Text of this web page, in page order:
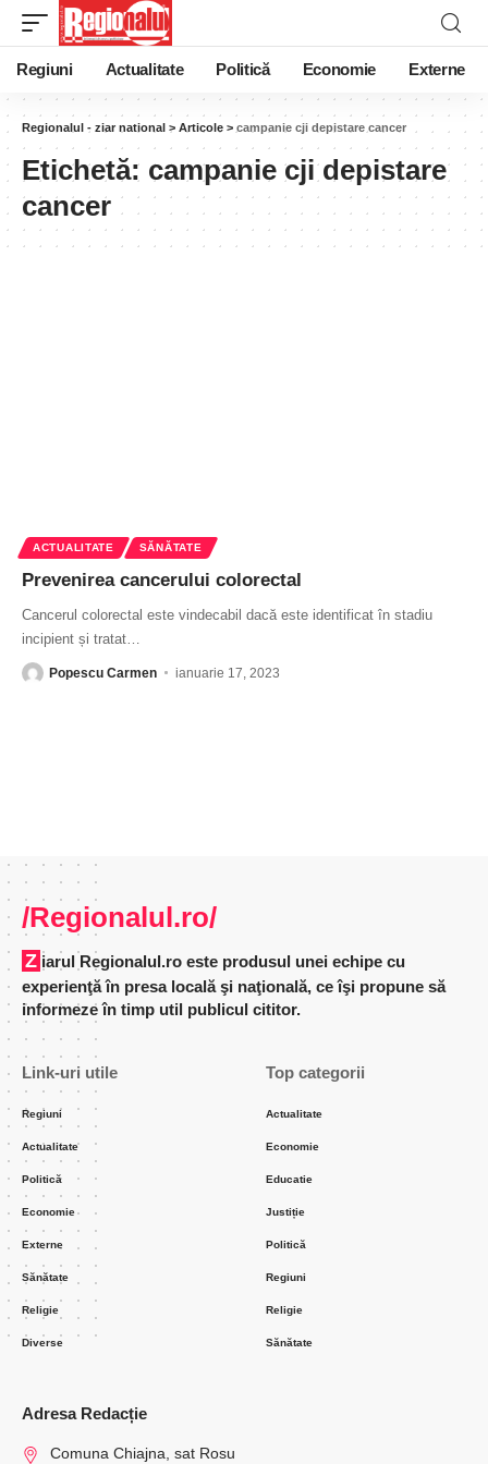
Regiuni Actualitate Politică Economie Externe
Regionalul - ziar national > Articole > campanie cji depistare cancer
Etichetă: campanie cji depistare
cancer
ACTUALITATE SĂNĂTATE
Prevenirea cancerului colorectal
Cancerul colorectal este vindecabil dacă este identificat în stadiu
incipient și tratat
Popescu Carmen ianuarie 17, 2023
/Regionalul.ro/
Ziarul Regionalul.ro este produsul unei echipe cu
experienţă în presa locală şi naţională, ce îşi propune să
informeze în timp util publicul cititor.
Link-uri utile
Regiuni
Actualitate
Politică
Economie
Externe
Sănătate
Religie
Diverse
Top categorii
Actualitate
Economie
Educatie
Justiție
Politică
Regiuni
Religie
Sănătate
Adresa Redacție
Comuna Chiajna, sat Rosu